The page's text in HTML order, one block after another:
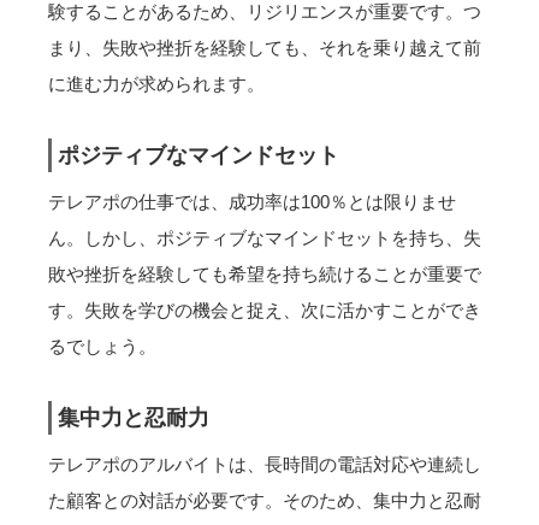
験することがあるため、リジリエンスが重要です。つ
まり、失敗や挫折を経験しても、それを乗り越えて前
に進む力が求められます。
ポジティブなマインドセット
テレアポの仕事では、成功率は100％とは限りませ
ん。しかし、ポジティブなマインドセットを持ち、失
敗や挫折を経験しても希望を持ち続けることが重要で
す。失敗を学びの機会と捉え、次に活かすことができ
るでしょう。
集中力と忍耐力
テレアポのアルバイトは、長時間の電話対応や連続し
た顧客との対話が必要です。そのため、集中力と忍耐